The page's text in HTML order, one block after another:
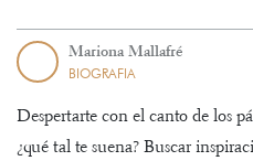
Mariona Mallafré
BIOGRAFIA
Despertarte con el canto de los
¿qué tal te suena? Buscar